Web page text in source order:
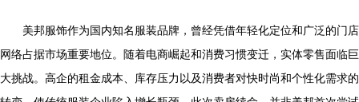
美邦服饰作为国内知名服装品牌，曾经凭借年轻化定位和广泛的门店
网络占据市场重要地位。随着电商崛起和消费习惯变迁，实体零售面临巨
大挑战。高企的租金成本、库存压力以及消费者对快时尚和个性化需求的